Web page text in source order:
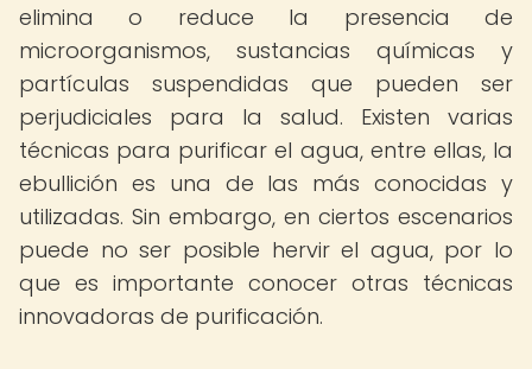
elimina o reduce la presencia de
microorganismos, sustancias químicas y
partículas suspendidas que pueden ser
perjudiciales para la salud. Existen varias
técnicas para purificar el agua, entre ellas, la
ebullición es una de las más conocidas y
utilizadas. Sin embargo, en ciertos escenarios
puede no ser posible hervir el agua, por lo
que es importante conocer otras técnicas
innovadoras de purificación.